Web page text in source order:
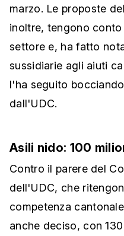
marzo. Le proposte
inoltre, tengono
settore e, ha fatto
sussidiarie agli aiuti
l'ha seguito
dall'UDC.
Asili nido: 100
Contro il parere del
dell'UDC, che
competenza
anche deciso, con